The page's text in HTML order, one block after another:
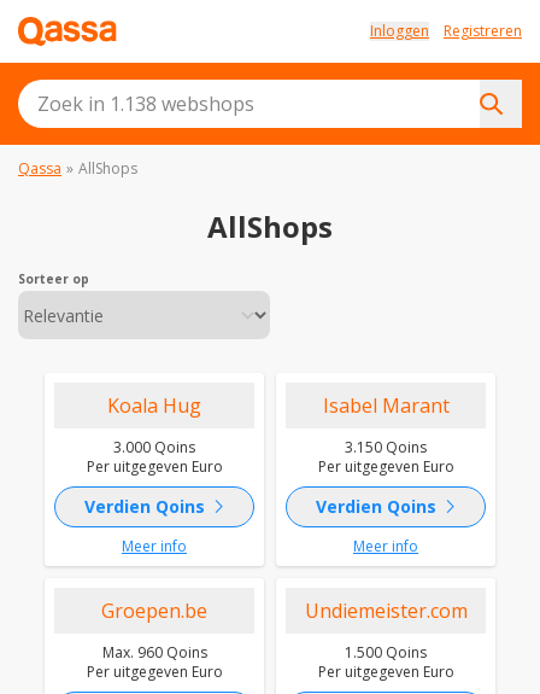
Inloggen Registreren
Qassa » AllShops
AllShops
Sorteer op
Koala Hug
3.000 Qoins
Per uitgegeven Euro
Verdien Qoins chevron_right
Meer info
Isabel Marant
3.150 Qoins
Per uitgegeven Euro
Verdien Qoins chevron_right
Meer info
Groepen.be
Max. 960 Qoins
Per uitgegeven Euro
Undiemeister.com
1.500 Qoins
Per uitgegeven Euro